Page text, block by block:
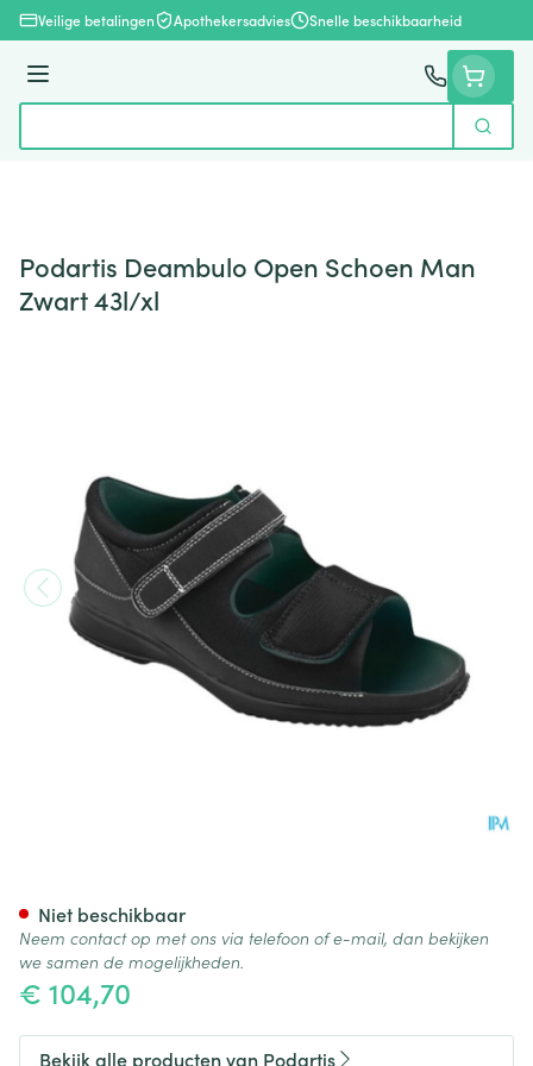
Ga naar de inhoud
Veilige betalingen Apothekersadvies Snelle beschikbaarheid
Menu
Zoek
Podartis Deambulo Open Schoen Man
Zwart 43l/xl
€ 104,70
Niet beschikbaar
Neem contact op met ons via telefoon of e-mail, dan bekijken
we samen de mogelijkheden.
Bekijk alle producten van Podartis